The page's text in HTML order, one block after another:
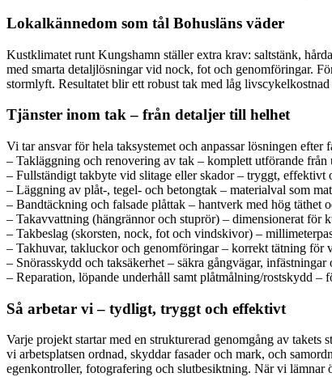
Lokalkännedom som tål Bohusläns väder
Kustklimatet runt Kungshamn ställer extra krav: saltstänk,
med smarta detaljlösningar vid nock, fot och genomföringar.
stormlyft. Resultatet blir ett robust tak med låg
Tjänster inom tak – från detaljer till helhet
Vi tar ansvar för hela taksystemet och anpassar lösningen
– Takläggning och renovering av tak – komplett utförande
– Fullständigt takbyte vid slitage eller skador – tryggt, effektivt
– Läggning av plåt-, tegel- och betongtak – materialval som
– Bandtäckning och falsade plåttak – hantverk med hög täthet
– Takavvattning (hängrännor och stuprör) – dimensionerat för
– Takbeslag (skorsten, nock, fot och vindskivor) –
– Takhuvar, takluckor och genomföringar – korrekt tätning för
– Snörasskydd och taksäkerhet – säkra gångvägar,
– Reparation, löpande underhåll samt plåtmålning/rostskydd –
Så arbetar vi – tydligt, tryggt och effektivt
Varje projekt startar med en strukturerad genomgång av
vi arbetsplatsen ordnad, skyddar fasader och mark, och
egenkontroller, fotografering och slutbesiktning. När vi lämnar